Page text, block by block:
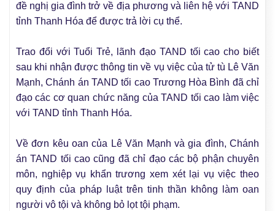
đề nghị gia đình trở về địa phương và liên hệ với TAND
tỉnh Thanh Hóa để được trả lời cụ thể.
Trao đổi với Tuổi Trẻ, lãnh đạo TAND tối cao cho biết
sau khi nhận được thông tin về vụ việc của tử tù Lê Văn
Mạnh, Chánh án TAND tối cao Trương Hòa Bình đã chỉ
đạo các cơ quan chức năng của TAND tối cao làm việc
với TAND tỉnh Thanh Hóa.
Về đơn kêu oan của Lê Văn Mạnh và gia đình, Chánh
án TAND tối cao cũng đã chỉ đạo các bộ phận chuyên
môn, nghiệp vụ khẩn trương xem xét lại vụ việc theo
quy định của pháp luật trên tinh thần không làm oan
người vô tội và không bỏ lọt tội phạm.